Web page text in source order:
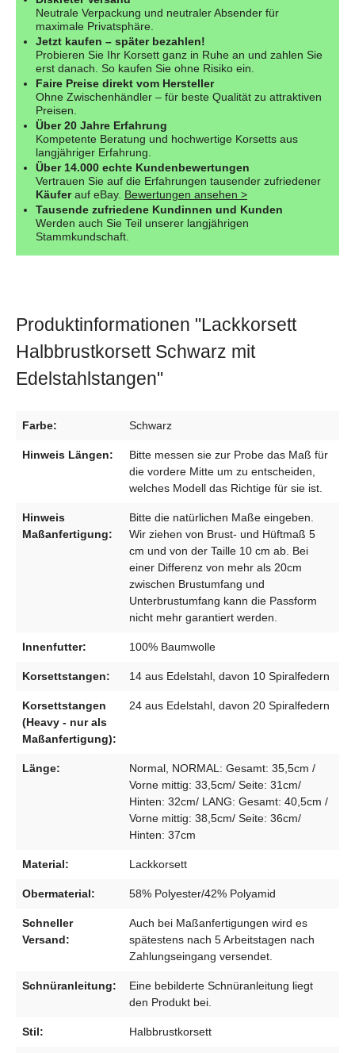
Neutrale Verpackung und neutraler Absender für
maximale Privatsphäre.
Jetzt kaufen – später bezahlen!
Probieren Sie Ihr Korsett ganz in Ruhe an und zahlen Sie
erst danach. So kaufen Sie ohne Risiko ein.
Faire Preise direkt vom Hersteller
Ohne Zwischenhändler – für beste Qualität zu attraktiven
Preisen.
Über 20 Jahre Erfahrung
Kompetente Beratung und hochwertige Korsetts aus
langjähriger Erfahrung.
Über 14.000 echte Kundenbewertungen
Vertrauen Sie auf die Erfahrungen tausender zufriedener
Käuferauf eBay. Bewertungen ansehen >
Tausende zufriedene Kundinnen und Kunden
Werden auch Sie Teil unserer langjährigen
Stammkundschaft.
Produktinformationen "Lackkorsett
Halbbrustkorsett Schwarz mit
Edelstahlstangen"
Farbe: Schwarz
Hinweis Längen:
Bitte messen sie zur Probe das Maß für
die vordere Mitte um zu entscheiden,
welches Modell das Richtige für sie ist.
Hinweis
Maßanfertigung:
Bitte die natürlichen Maße eingeben.
Wir ziehen von Brust- und Hüftmaß 5
cm und von der Taille 10 cm ab. Bei
einer Differenz von mehr als 20cm
zwischen Brustumfang und
Unterbrustumfang kann die Passform
nicht mehr garantiert werden.
Innenfutter: 100% Baumwolle
Korsettstangen: 14 aus Edelstahl, davon 10 Spiralfedern
Korsettstangen
(Heavy - nur als
Maßanfertigung):
24 aus Edelstahl, davon 20 Spiralfedern
Länge:
Normal, NORMAL: Gesamt: 35,5cm /
Vorne mittig: 33,5cm/ Seite: 31cm/
Hinten: 32cm/ LANG: Gesamt: 40,5cm /
Vorne mittig: 38,5cm/ Seite: 36cm/
Hinten: 37cm
Material: Lackkorsett
Obermaterial: 58% Polyester/42% Polyamid
Schneller
Versand:
Auch bei Maßanfertigungen wird es
spätestens nach 5 Arbeitstagen nach
Zahlungseingang versendet.
Schnüranleitung:
Eine bebilderte Schnüranleitung liegt
den Produkt bei.
Stil: Halbbrustkorsett